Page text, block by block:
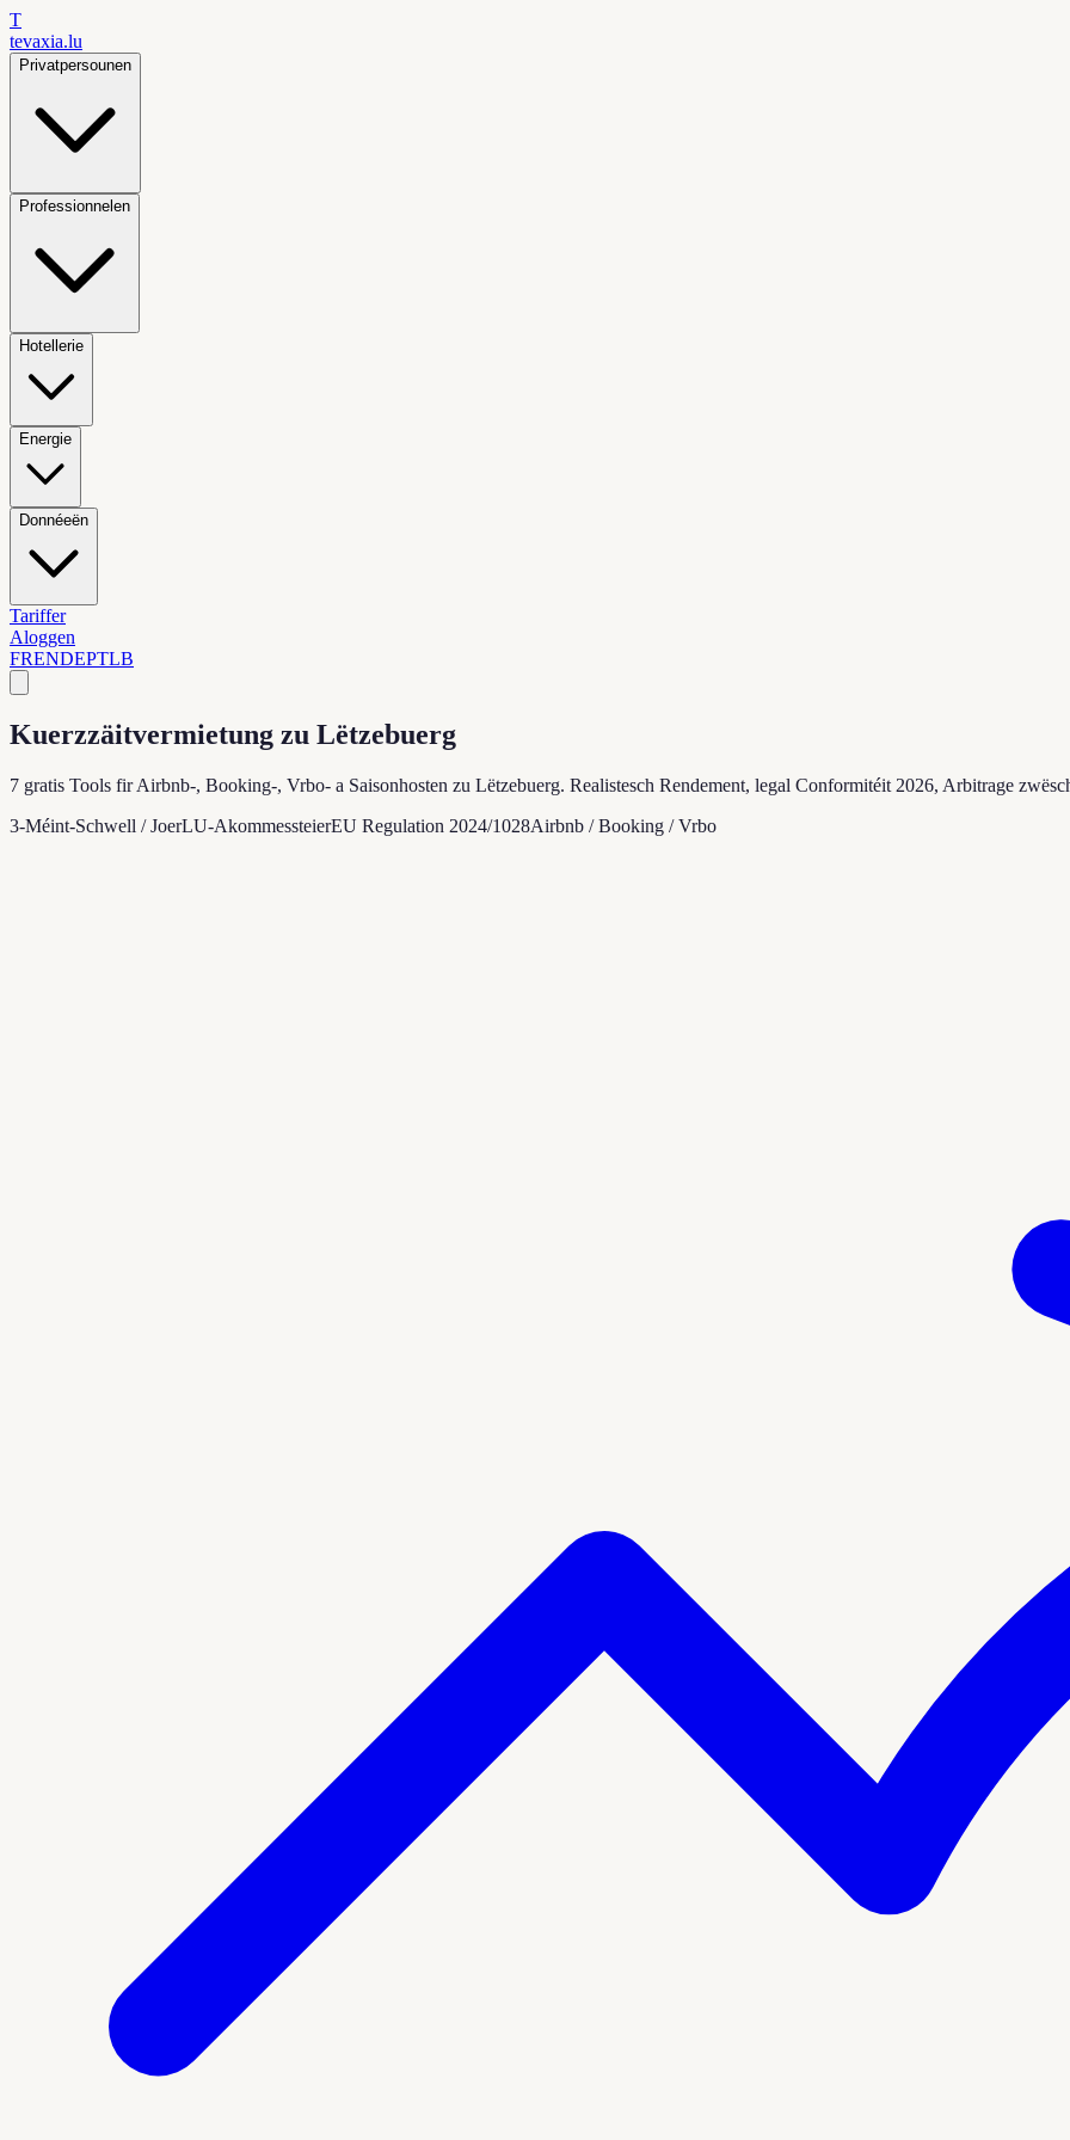
T
tevaxia.lu
Privatpersounen
Professionnelen
Hotellerie
Energie
Donnéeën
Tariffer
Aloggen
FRENDEPTLB
Kuerzzäitvermietung zu Lëtzebuerg
7 gratis Tools fir Airbnb-, Booking-, Vrbo- a Saisonhosten zu Lëtzebuerg. Realistesch Rendement, legal Conformitéit 2026, Arbitrage
3-Méint-Schwell / JoerLU-AkommessteierEU Regulation 2024/1028Airbnb / Booking / Vrbo